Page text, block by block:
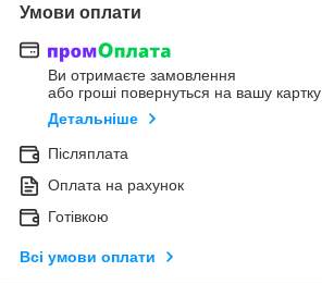
Умови оплати
Ви отримаєте замовлення
або гроші повернуться на вашу картку
Детальніше
Післяплата
Оплата на рахунок
Готівкою
Всі умови оплати